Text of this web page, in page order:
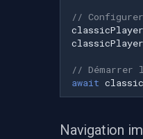
//
classicPlayer
classicPlayer
// Démarrer
await
Navigation